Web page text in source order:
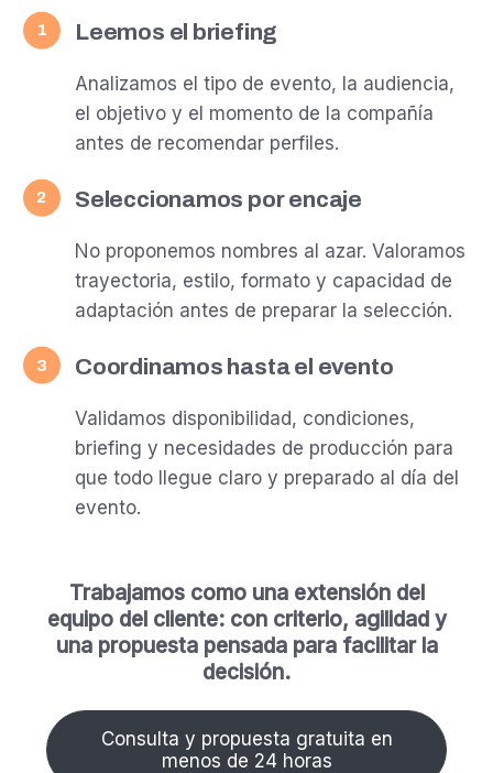
1 Leemos el briefing
Analizamos el tipo de evento, la audiencia,
el objetivo y el momento de la compañía
antes de recomendar perfiles.
2 Seleccionamos por encaje
No proponemos nombres al azar. Valoramos
trayectoria, estilo, formato y capacidad de
adaptación antes de preparar la selección.
3 Coordinamos hasta el evento
Validamos disponibilidad, condiciones,
briefing y necesidades de producción para
que todo llegue claro y preparado al día del
evento.
Trabajamos como una extensión del
equipo del cliente: con criterio, agilidad y
una propuesta pensada para facilitar la
decisión.
Consulta y propuesta gratuita en
menos de 24 horas